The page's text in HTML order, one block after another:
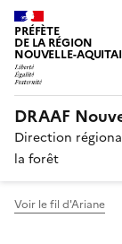
PRÉFÈTE
DE LA RÉGION
NOUVELLE-
DRAAF
Direction
la forêt
Voir le fil d'Ariane